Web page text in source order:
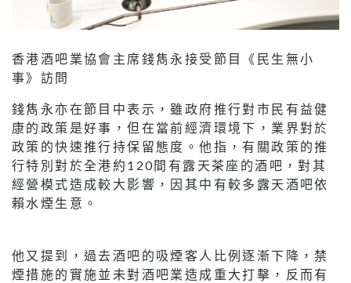
香港酒吧業協會主席錢雋永接受節目《民生無小
事》訪問
錢雋永亦在節目中表示，雖政府推行對市民有益健
康的政策是好事，但在當前經濟環境下，業界對於
政策的快速推行持保留態度。他指，有關政策的推
行特別對於全港約120間有露天茶座的酒吧，對其
經營模式造成較大影響，因其中有較多露天酒吧依
賴水煙生意。
他又提到，過去酒吧的吸煙客人比例逐漸下降，禁
煙措施的實施並未對酒吧業造成重大打擊，反而有